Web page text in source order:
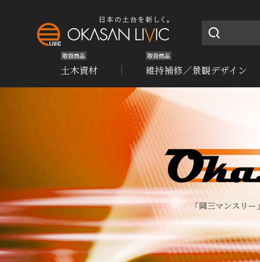
取扱商品
土木資材
取扱商品
維持補修／景観デザイン
「岡三マンスリー